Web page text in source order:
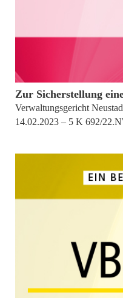
Zur Sicherstellung
Verwaltungsgericht
14.02.2023 – 5 K 692/